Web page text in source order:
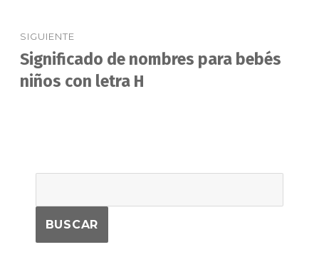
SIGUIENTE
Entrada
siguiente:
Significado de nombres para bebés
niños con letra H